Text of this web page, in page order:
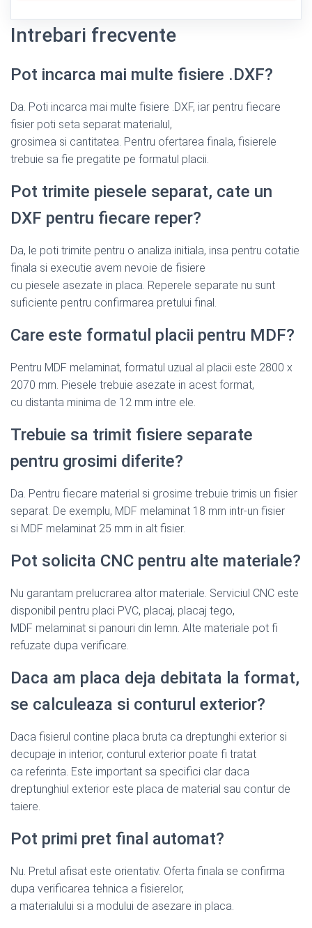
Intrebari frecvente
Pot incarca mai multe fisiere .DXF?
Da. Poti incarca mai multe fisiere .DXF, iar pentru fiecare
fisier poti seta separat materialul,
grosimea si cantitatea. Pentru ofertarea finala, fisierele
trebuie sa fie pregatite pe formatul placii.
Pot trimite piesele separat, cate un
DXF pentru fiecare reper?
Da, le poti trimite pentru o analiza initiala, insa pentru cotatie
finala si executie avem nevoie de fisiere
cu piesele asezate in placa. Reperele separate nu sunt
suficiente pentru confirmarea pretului final.
Care este formatul placii pentru MDF?
Pentru MDF melaminat, formatul uzual al placii este 2800 x
2070 mm. Piesele trebuie asezate in acest format,
cu distanta minima de 12 mm intre ele.
Trebuie sa trimit fisiere separate
pentru grosimi diferite?
Da. Pentru fiecare material si grosime trebuie trimis un fisier
separat. De exemplu, MDF melaminat 18 mm intr-un fisier
si MDF melaminat 25 mm in alt fisier.
Pot solicita CNC pentru alte materiale?
Nu garantam prelucrarea altor materiale. Serviciul CNC este
disponibil pentru placi PVC, placaj, placaj tego,
MDF melaminat si panouri din lemn. Alte materiale pot fi
refuzate dupa verificare.
Daca am placa deja debitata la format,
se calculeaza si conturul exterior?
Daca fisierul contine placa bruta ca dreptunghi exterior si
decupaje in interior, conturul exterior poate fi tratat
ca referinta. Este important sa specifici clar daca
dreptunghiul exterior este placa de material sau contur de
taiere.
Pot primi pret final automat?
Nu. Pretul afisat este orientativ. Oferta finala se confirma
dupa verificarea tehnica a fisierelor,
a materialului si a modului de asezare in placa.